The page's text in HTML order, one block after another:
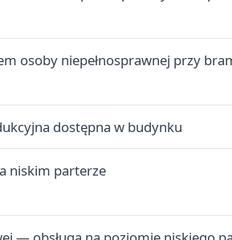
osoby niepełnosprawnej przy
dostępna w budynku
niskim parterze